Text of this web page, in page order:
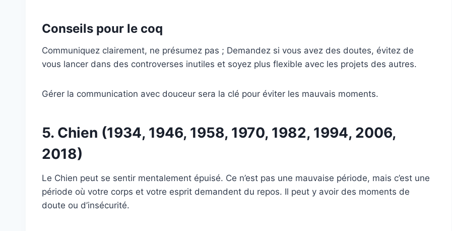
Conseils pour le coq
Communiquez clairement, ne présumez pas ; Demandez si vous avez des doutes, évitez de
vous lancer dans des controverses inutiles et soyez plus flexible avec les projets des autres.
Gérer la communication avec douceur sera la clé pour éviter les mauvais moments.
5. Chien (1934, 1946, 1958, 1970, 1982, 1994, 2006,
2018)
Le Chien peut se sentir mentalement épuisé. Ce n’est pas une mauvaise période, mais c’est une
période où votre corps et votre esprit demandent du repos. Il peut y avoir des moments de
doute ou d’insécurité.